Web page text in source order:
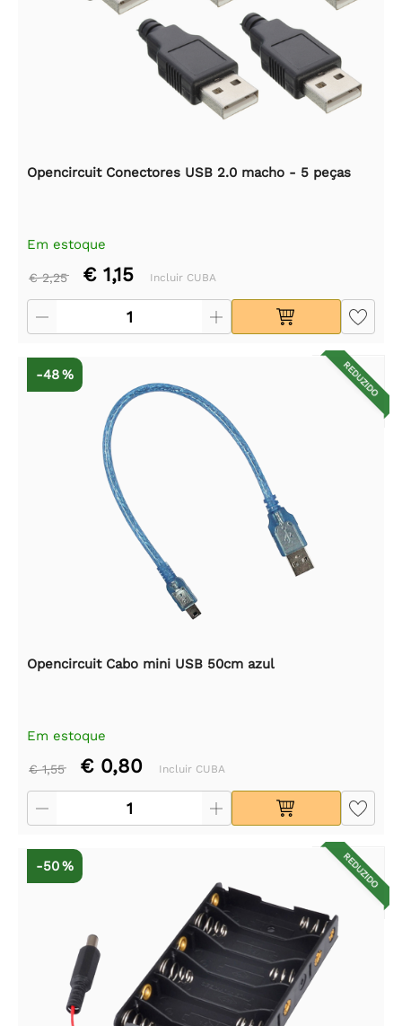
Opencircuit Conectores USB 2.0 macho - 5 peças
Em estoque
€ 2,25 € 1,15 Incluir CUBA
REDUZIDO
-48 %
Opencircuit Cabo mini USB 50cm azul
Em estoque
€ 1,55 € 0,80 Incluir CUBA
REDUZIDO
-50 %